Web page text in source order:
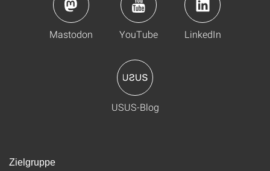
Mastodon YouTube LinkedIn
USUS-Blog
Zielgruppe